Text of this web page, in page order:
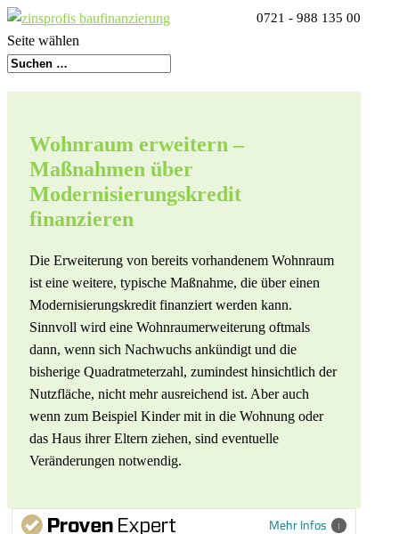
0721 - 988 135 00
Seite wählen
Wohnraum erweitern –
Maßnahmen über
Modernisierungskredit
finanzieren
Die Erweiterung von bereits vorhandenem Wohnraum
ist eine weitere, typische Maßnahme, die über einen
Modernisierungskredit finanziert werden kann.
Sinnvoll wird eine Wohnraumerweiterung oftmals
dann, wenn sich Nachwuchs ankündigt und die
bisherige Quadratmeterzahl, zumindest hinsichtlich der
Nutzfläche, nicht mehr ausreichend ist. Aber auch
wenn zum Beispiel Kinder mit in die Wohnung oder
das Haus ihrer Eltern ziehen, sind eventuelle
Veränderungen notwendig.
Mehr Infos